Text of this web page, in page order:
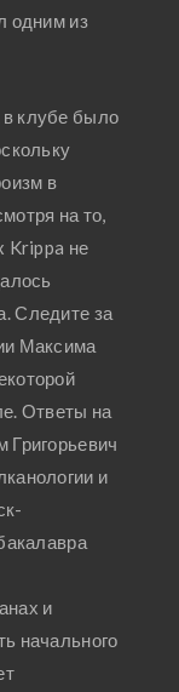
одним из
клубе было
в
на то,
Krippa не
Следите за
Максима
Ответы на
и
и
начального